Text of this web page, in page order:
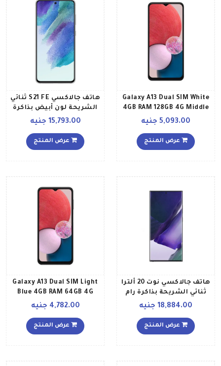
Galaxy A13 Dual SIM White
4GB RAM 128GB 4G Middle
East Version
5,093.00 جنيه
عرض المنتج
هاتف جالاكسي S21 FE ثنائي
الشريحة لون أبيض بذاكرة
رام سعة 8 جيجابايت وذاكرة
ومزود بتقنية 5G إصدار
الشرق الأوسط
15,793.00 جنيه
عرض المنتج
هاتف جالاكسي نوت 20 ألترا
ثنائي الشريحة بذاكرة رام
سعة 8 جيجابايت وسعة
يدعم تقنية 4G LTE إصدار
عالمي بلون أسود داكن
18,884.00 جنيه
عرض المنتج
Galaxy A13 Dual SIM Light
Blue 4GB RAM 64GB 4G
International Version
4,782.00 جنيه
عرض المنتج